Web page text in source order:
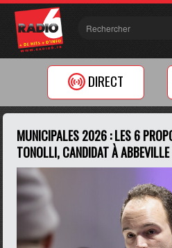
DIRECT
MUNICIPALES 2026 : LES 6
TONOLLI, CANDIDAT À ABBEVILLE